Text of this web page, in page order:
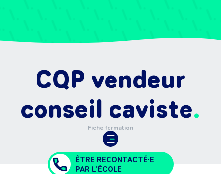
CQP vendeur
conseil caviste
Fiche formation
ÊTRE RECONTACTÉ•E
PAR L'ÉCOLE